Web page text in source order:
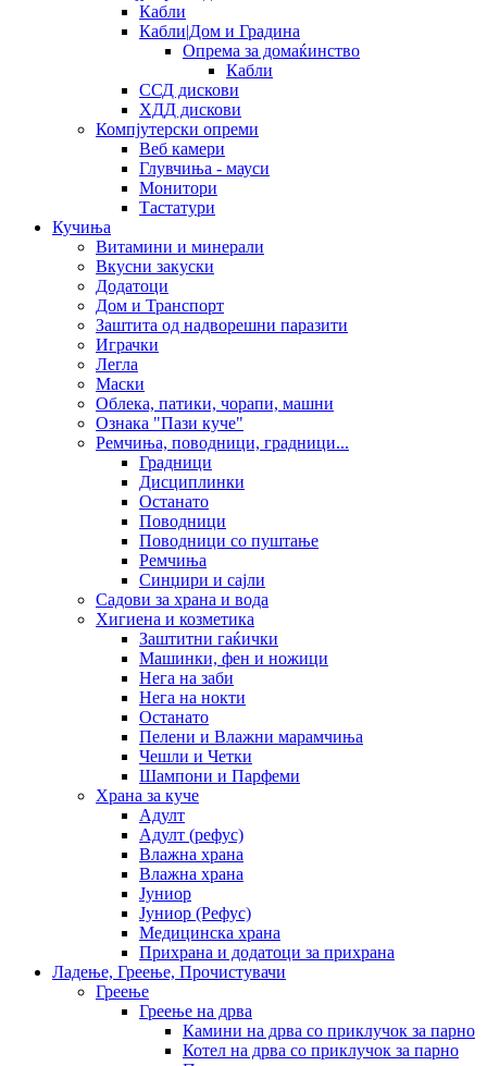
Кабли
Кабли|Дом и Градина
Опрема за домаќинство
Кабли
ССД дискови
ХДД дискови
Компјутерски опреми
Веб камери
Глувчиња - мауси
Монитори
Тастатури
Кучиња
Витамини и минерали
Вкусни закуски
Додатоци
Дом и Транспорт
Заштита од надворешни паразити
Играчки
Легла
Маски
Облека, патики, чорапи, машни
Ознака "Пази куче"
Ремчиња, поводници, градници...
Градници
Дисциплинки
Останато
Поводници
Поводници со пуштање
Ремчиња
Синџири и сајли
Садови за храна и вода
Хигиена и козметика
Заштитни гаќички
Машинки, фен и ножици
Нега на заби
Нега на нокти
Останато
Пелени и Влажни марамчиња
Чешли и Четки
Шампони и Парфеми
Храна за куче
Адулт
Адулт (рефус)
Влажна храна
Влажна храна
Јуниор
Јуниор (Рефус)
Медицинска храна
Прихрана и додатоци за прихрана
Ладење, Греење, Прочистувачи
Греење
Греење на дрва
Камини на дрва со приклучок за парно
Котел на дрва со приклучок за парно